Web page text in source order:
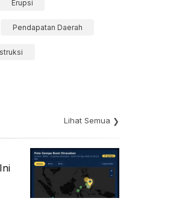
Erupsi
Pendapatan Daerah
Lihat Semua